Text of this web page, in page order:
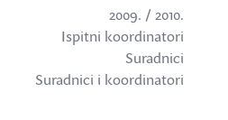
2009. / 2010.
Ispitni koordinatori
Suradnici
Suradnici i koordinatori